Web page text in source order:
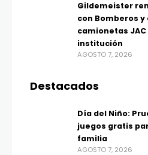
Gildemeister
con Bomberos y
camionetas
institución
AGOSTO 7, 2026
Destacados
Día del Niño:
juegos gratis
familia
AGOSTO 7, 2026